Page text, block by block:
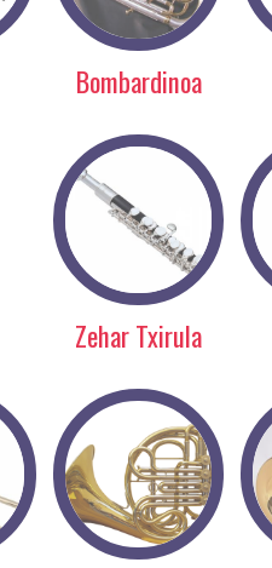
Bombardinoa
Zehar Txirula